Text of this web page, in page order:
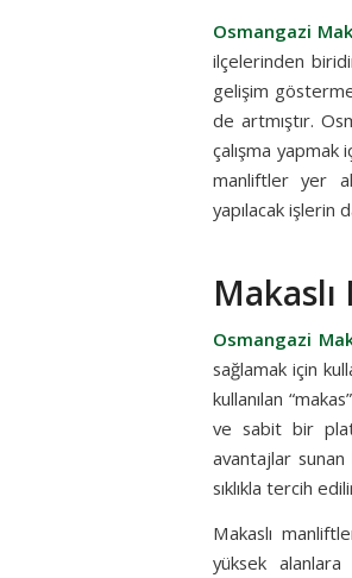
Osmangazi
ilçelerinden
gelişim
de artmıştır.
çalışma yapmak
manliftler yer
yapılacak işlerin
Osmangazi
sağlamak için
kullanılan
ve sabit bir
avantajlar
sıklıkla tercih
Makaslı
yüksek alanlara